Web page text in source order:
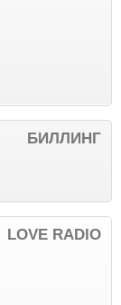
БИЛЛИНГ
LOVE RADIO